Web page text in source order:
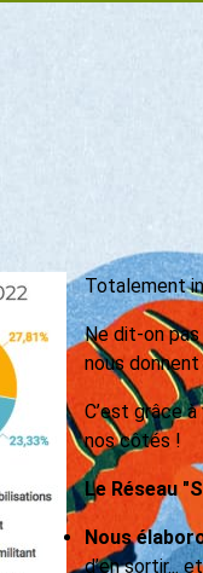
Totalement
Ne dit-on
nous
C’est grâce
nos côtés !
Le Réseau
Nous
d’en sortir...